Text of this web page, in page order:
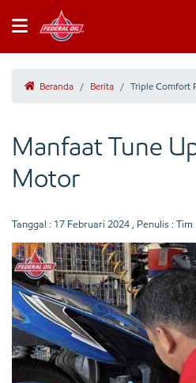
Beranda / Berita / Triple Comfort
Manfaat Tune
Motor
Tanggal : 17 Februari 2024 , Penulis :